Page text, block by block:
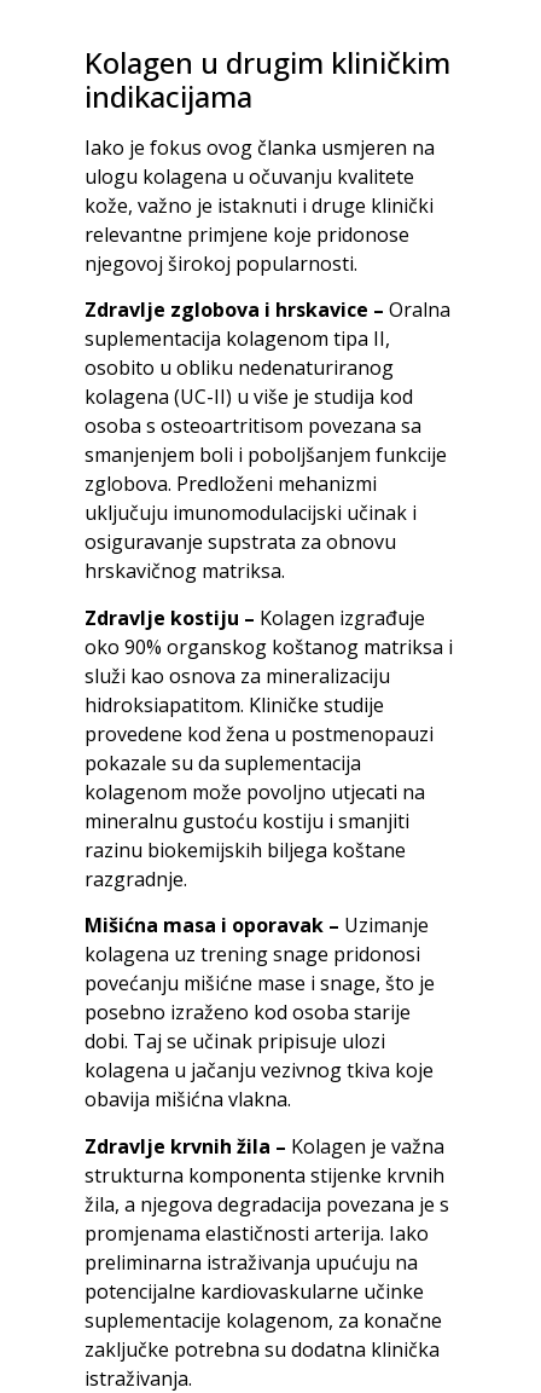
Kolagen u drugim kliničkim
indikacijama
Iako je fokus ovog članka usmjeren na
ulogu kolagena u očuvanju kvalitete
kože, važno je istaknuti i druge klinički
relevantne primjene koje pridonose
njegovoj širokoj popularnosti.
Zdravlje zglobova i hrskavice –Oralna
suplementacija kolagenom tipa II,
osobito u obliku nedenaturiranog
kolagena (UC-II) u više je studija kod
osoba s osteoartritisom povezana sa
smanjenjem boli i poboljšanjem funkcije
zglobova. Predloženi mehanizmi
uključuju imunomodulacijski učinak i
osiguravanje supstrata za obnovu
hrskavičnog matriksa.
Zdravlje kostiju – Kolagen izgrađuje
oko 90% organskog koštanog matriksa i
služi kao osnova za mineralizaciju
hidroksiapatitom. Kliničke studije
provedene kod žena u postmenopauzi
pokazale su da suplementacija
kolagenom može povoljno utjecati na
mineralnu gustoću kostiju i smanjiti
razinu biokemijskih biljega koštane
razgradnje.
Mišićna masa i oporavak – Uzimanje
kolagena uz trening snage pridonosi
povećanju mišićne mase i snage, što je
posebno izraženo kod osoba starije
dobi. Taj se učinak pripisuje ulozi
kolagena u jačanju vezivnog tkiva koje
obavija mišićna vlakna.
Zdravlje krvnih žila – Kolagen je važna
strukturna komponenta stijenke krvnih
žila, a njegova degradacija povezana je s
promjenama elastičnosti arterija. Iako
preliminarna istraživanja upućuju na
potencijalne kardiovaskularne učinke
suplementacije kolagenom, za konačne
zaključke potrebna su dodatna klinička
istraživanja.